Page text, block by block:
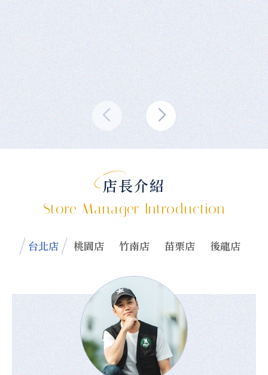
店長介紹
Store Manager Introduction
台北店 桃園店 竹南店 苗栗店 後龍店